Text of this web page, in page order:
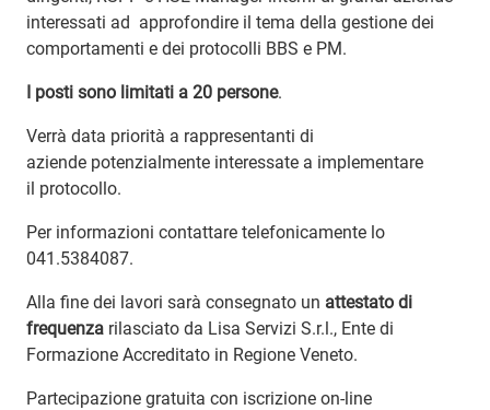
interessati ad approfondire il tema della gestione dei
comportamenti e dei protocolli BBS e PM.
I posti sono limitati a 20 persone.
Verrà data priorità a rappresentanti di
aziende potenzialmente interessate a implementare
il protocollo.
Per informazioni contattare telefonicamente lo
041.5384087.
Alla fine dei lavori sarà consegnato un attestato di
frequenza rilasciato da Lisa Servizi S.r.l., Ente di
Formazione Accreditato in Regione Veneto.
Partecipazione gratuita con iscrizione on-line